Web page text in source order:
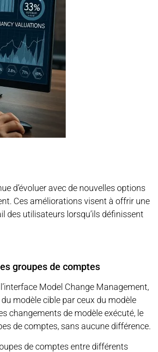
d’évoluer avec de nouvelles options
Ces améliorations visent à offrir une
des utilisateurs lorsqu’ils définissent
groupes de comptes
Model Change Management,
modèle cible par ceux du modèle
changements de modèle exécuté, le
de comptes, sans aucune différence.
de comptes entre différents